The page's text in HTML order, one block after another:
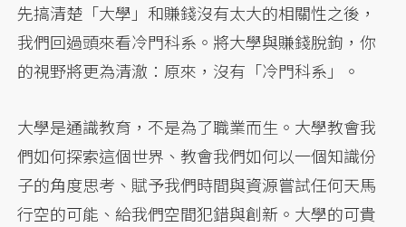
先搞清楚「大學」和賺錢沒有太大的相關性之後，
我們回過頭來看冷門科系。將大學與賺錢脫鉤，你
的視野將更為清澈：原來，沒有「冷門科系」。
大學是通識教育，不是為了職業而生。大學教會我
們如何探索這個世界、教會我們如何以一個知識份
子的角度思考、賦予我們時間與資源嘗試任何天馬
行空的可能、給我們空間犯錯與創新。大學的可貴